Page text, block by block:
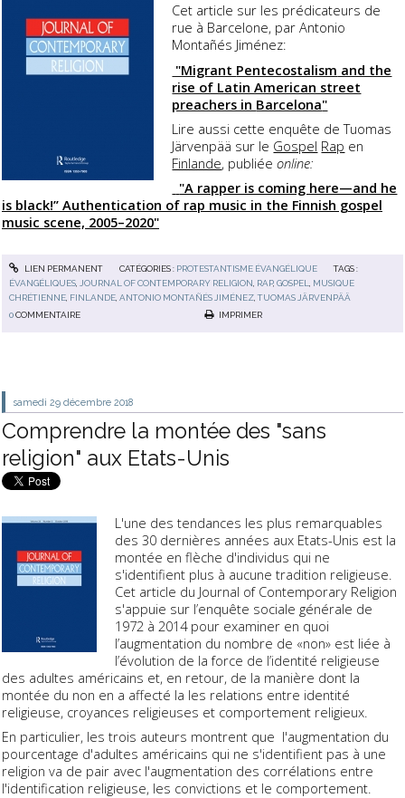
Cet article sur les prédicateurs de
rue à Barcelone, par Antonio
Montañés Jiménez:
"Migrant Pentecostalism and the
rise of Latin American street
preachers in Barcelona"
Lire aussi cette enquête de Tuomas
Järvenpää sur le Gospel Rap en
Finlande, publiéeonline:
"A rapper is coming here—and he
is black!” Authentication of rap music in the Finnish gospel
music scene, 2005–2020"
LIEN PERMANENT CATÉGORIES : PROTESTANTISME ÉVANGÉLIQUE
TAGS :
ÉVANGÉLIQUES,JOURNAL OF CONTEMPORARY RELIGION, RAP,GOSPEL, MUSIQUE
CHRÉTIENNE, FINLANDE,ANTONIO MONTAÑÉS JIMÉNEZ,TUOMAS JÄRVENPÄÄ
0COMMENTAIRE IMPRIMER
samedi 29 décembre 2018
Comprendre la montée des "sans
religion" aux Etats-Unis
L'une des tendances les plus remarquables
des 30 dernières années aux Etats-Unis est la
montée en flèche d'individus qui ne
s'identifient plus à aucune tradition religieuse.
Cet article du Journal of Contemporary Religion
s'appuie sur l’enquête sociale générale de
1972 à 2014 pour examiner en quoi
l’augmentation du nombre de «non» est liée à
l’évolution de la force de l’identité religieuse
des adultes américains et, en retour, de la manière dont la
montée du non en a affecté la les relations entre identité
religieuse, croyances religieuses et comportement religieux.
En particulier, les trois auteurs montrent que l'augmentation du
pourcentage d'adultes américains qui ne s'identifient pas à une
religion va de pair avec l'augmentation des corrélations entre
l'identification religieuse, les convictions et le comportement.